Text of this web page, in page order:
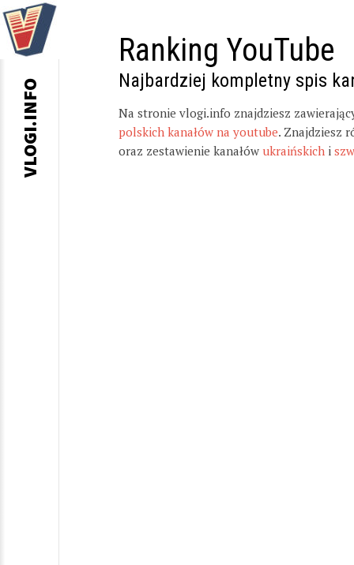
Ranking YouTube
Najbardziej kompletny spis
Na stronie vlogi.info znajdziesz
polskich kanałów na youtube. Znajdziesz
oraz zestawienie kanałów ukraińskich i
VLOGI.INFO